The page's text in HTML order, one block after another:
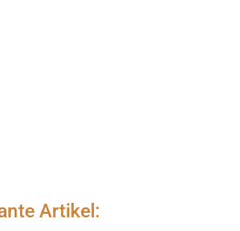
Artikel: